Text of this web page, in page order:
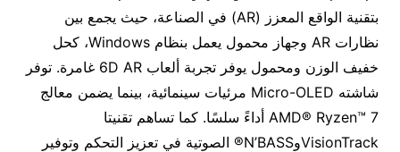
بتقنية الواقع المعزز (AR) في الصناعة، حيث يجمع بين
نظارات AR وجهاز محمول يعمل بنظام Windows، كحل
خفيف الوزن ومحمول يوفر تجربة ألعاب 6D AR غامرة. توفر
شاشته Micro-OLED مرئيات سينمائية، بينما يضمن معالج
AMD® Ryzen™ 7 أداءً سلسًا. كما تساهم تقنيتا
VisionTrackوN’BASS® الصوتية في تعزيز التحكم وتوفير